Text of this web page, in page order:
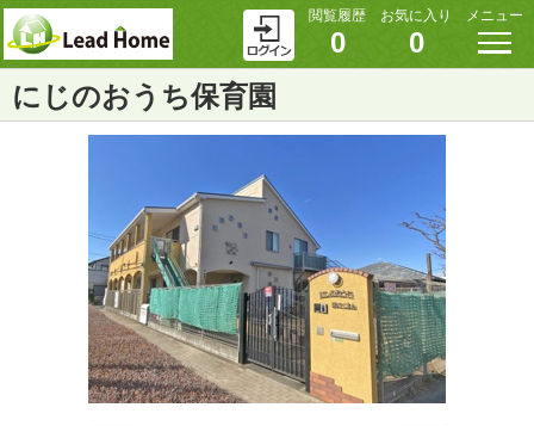
閲覧履歴
0
お気に入り
0
メニュー
にじのおうち保育園